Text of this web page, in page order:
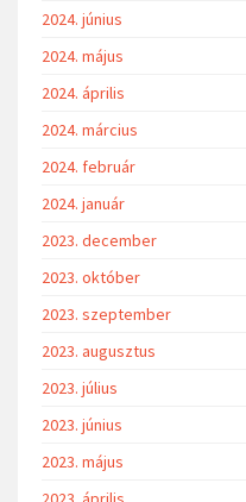
2024. június
2024. május
2024. április
2024. március
2024. február
2024. január
2023. december
2023. október
2023. szeptember
2023. augusztus
2023. július
2023. június
2023. május